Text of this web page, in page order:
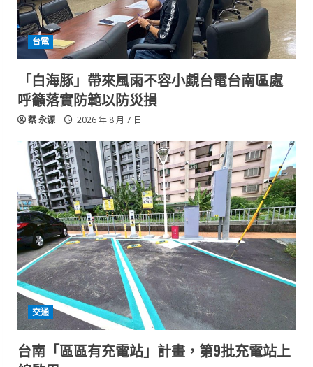
台電
「白海豚」帶來風雨不容小覷台電台南區處
呼籲落實防範以防災損
蔡 永源 2026 年 8 月 7 日
交通
台南「區區有充電站」計畫，第9批充電站上